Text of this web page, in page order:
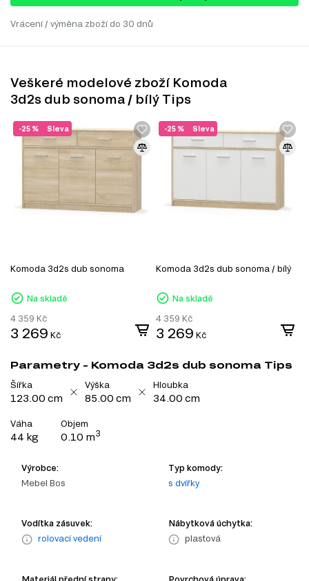
Vrácení / výměna zboží do 30 dnů
Veškeré modelové zboží Komoda
3d2s dub sonoma / bílý Tips
Sleva
-25 %
Komoda 3d2s dub sonoma
Na skladě
4 359 Kč
3 269 Kč
Sleva
-25 %
Komoda 3d2s dub sonoma / bílý
Na skladě
4 359 Kč
3 269 Kč
Parametry - Komoda 3d2s dub sonoma Tips
Šířka
123.00 cm
Výška
85.00 cm
Hloubka
34.00 cm
Váha
44 kg
Objem
0.10 m3
Výrobce:
Mebel Bos
Typ komody:
s dvířky
Vodítka zásuvek:
rolovací vedení
Nábytková úchytka:
plastová
Materiál přední strany: Povrchová úprava: